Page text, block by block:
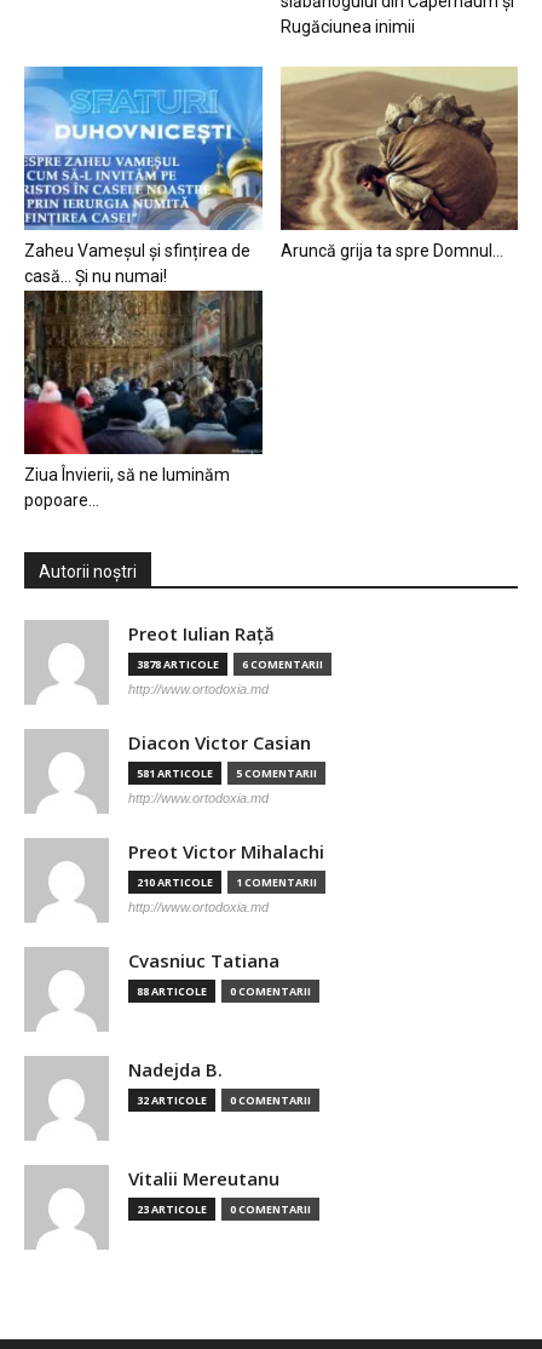
Rugăciunea inimii
Zaheu Vameșul și sfințirea de
casă… Și nu numai!
Aruncă grija ta spre Domnul…
Ziua Învierii, să ne luminăm
popoare…
Autorii noștri
Preot Iulian Raţă
3878 ARTICOLE 6 COMENTARII
http://www.ortodoxia.md
Diacon Victor Casian
581 ARTICOLE 5 COMENTARII
http://www.ortodoxia.md
Preot Victor Mihalachi
210 ARTICOLE 1 COMENTARII
http://www.ortodoxia.md
Cvasniuc Tatiana
88 ARTICOLE 0 COMENTARII
Nadejda B.
32 ARTICOLE 0 COMENTARII
Vitalii Mereutanu
23 ARTICOLE 0 COMENTARII